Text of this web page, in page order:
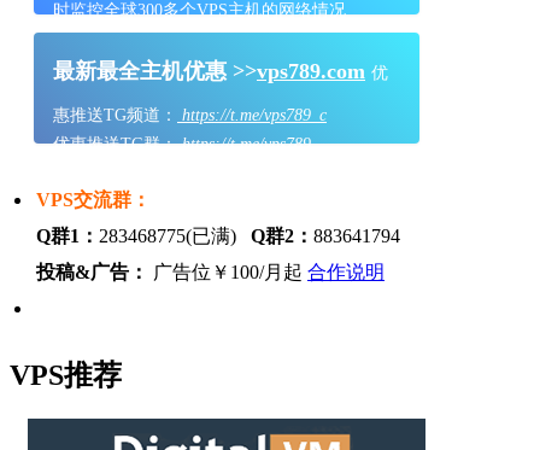
时监控全球300多个VPS主机的网络情况
最新最全主机优惠 >>vps789.com 优
惠推送TG频道：
https://t.me/vps789_c
优惠推送TG群：https://t.me/vps789
VPS交流群：
Q群1： 283468775(已满) Q群2： 883641794
投稿&广告：
广告位￥100/月起 合作说明
VPS推荐